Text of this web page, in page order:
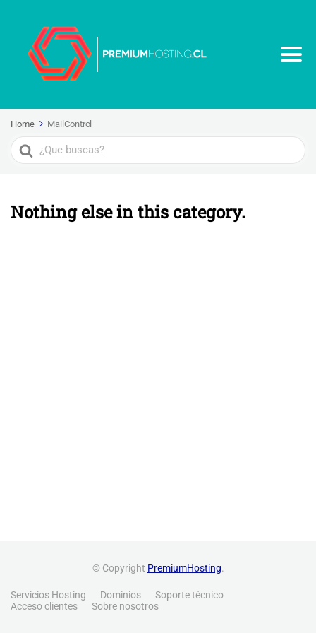
Home MailControl
Search
For
Nothing else in this category.
© Copyright PremiumHosting.
Servicios Hosting Dominios
Soporte técnico
Acceso clientes
Sobre nosotros